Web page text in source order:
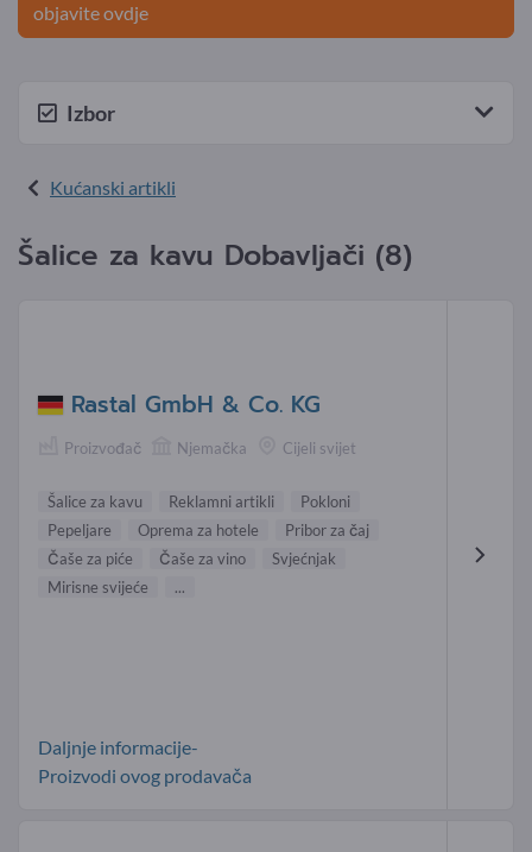
objavite ovdje
Izbor
Kućanski artikli
Šalice za kavu Dobavljači (8)
Rastal GmbH & Co. KG
Proizvođač Njemačka Cijeli svijet
Šalice za kavu Reklamni artikli
Pokloni
Pepeljare
Oprema za hotele
Pribor za čaj
Čaše za piće
Čaše za vino
Svjećnjak
Mirisne svijeće
...
Daljnje informacije-
Proizvodi ovog prodavača